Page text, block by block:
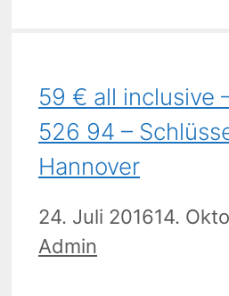
59 € all inclusive
526 94 –
Hannover
24. Juli 201614.
Admin